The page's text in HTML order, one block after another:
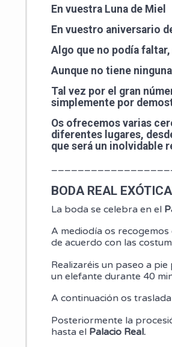
En vuestra Luna de Miel
En vuestro aniversario
Algo que no podía
Aunque no tiene
Tal vez por el gran
simplemente por
Os ofrecemos varias
diferentes lugares,
que será un inolvidable
BODA REAL
La boda se celebra en el
A mediodía os
de acuerdo con las
Realizaréis un paseo a pie
un elefante durante 40
A continuación os
Posteriormente la
hasta el Palacio Real.